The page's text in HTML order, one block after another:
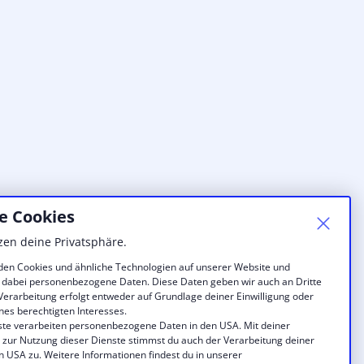
Cookies
deine Privatsphäre.
Cookies und ähnliche Technologien auf unserer Website und
personenbezogene Daten. Diese Daten geben wir auch an Dritte
erfolgt entweder auf Grundlage deiner Einwilligung oder
berechtigten Interesses.
verarbeiten personenbezogene Daten in den USA. Mit deiner
zur Nutzung dieser Dienste stimmst du auch der Verarbeitung deiner
USA zu. Weitere Informationen findest du in unserer